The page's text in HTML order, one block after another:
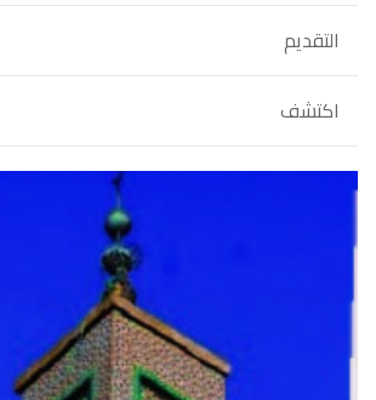
التقديم
اكتشف